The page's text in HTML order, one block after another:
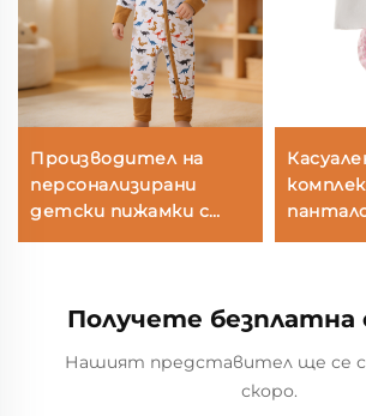
Производител на
персонализирани
детски пижамки с
ODM детски пижамки
частни етикети
Получете
Нашият представител ще се
скоро.